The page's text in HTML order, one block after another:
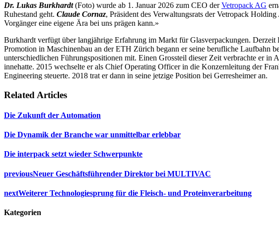
Dr. Lukas Burkhardt(Foto) wurde ab 1. Januar 2026 zum CEO derVetropack AG
Ruhestand geht. Claude Cornaz, Präsident des Verwaltungsrats der Vetropack
Vorgänger eine eigene Ära bei uns prägen kann.»
Burkhardt verfügt über langjährige Erfahrung im Markt für Glasverpackungen. Derzeit
Promotion in Maschinenbau an der ETH Zürich begann er seine berufliche Laufbahn
unterschiedlichen Führungspositionen mit. Einen Grossteil dieser Zeit verbrachte er
innehatte. 2015 wechselte er als Chief Operating Officer in die Konzernleitung der
Engineering steuerte. 2018 trat er dann in seine jetzige Position bei Gerresheimer an.
Related Articles
Die Zukunft der Automation
Die Dynamik der Branche war unmittelbar erlebbar
Die interpack setzt wieder Schwerpunkte
previousNeuer Geschäftsführender Direktor bei MULTIVAC
nextWeiterer Technologiesprung für die Fleisch- und Proteinverarbeitung
Kategorien